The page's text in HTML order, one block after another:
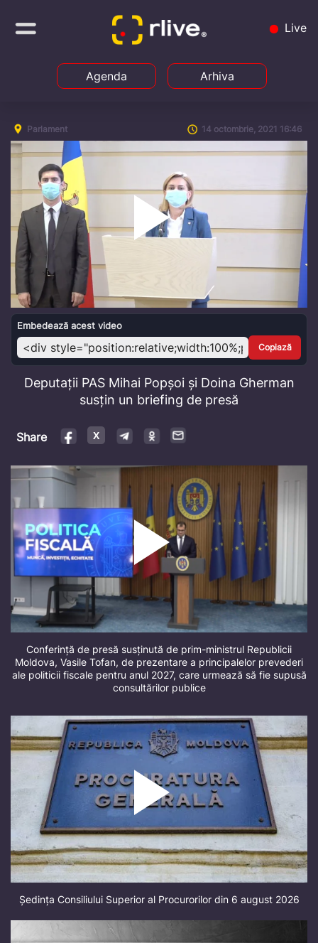
Live
Agenda Arhiva
Parlament 14 octombrie, 2021 16:46
Play
Video
Embedează acest video
Copiază
Deputații PAS Mihai Popșoi și Doina Gherman
susțin un briefing de presă
Share
Conferință de presă susținută de prim-ministrul Republicii
Moldova, Vasile Tofan, de prezentare a principalelor prevederi
ale politicii fiscale pentru anul 2027, care urmează să fie supusă
consultărilor publice
Ședința Consiliului Superior al Procurorilor din 6 august 2026